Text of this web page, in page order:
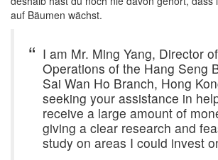
auf Bäumen wächst.
I am Mr. Ming Yang, Director of
Operations of the Hang Seng
Sai Wan Ho Branch, Hong
seeking your assistance in
receive a large amount of
giving a clear research and
study on areas I could invest